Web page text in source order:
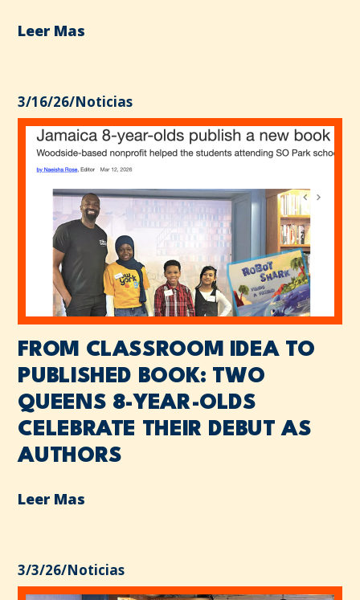
Leer Mas
3/16/26/Noticias
FROM CLASSROOM IDEA TO
PUBLISHED BOOK: TWO
QUEENS 8-YEAR-OLDS
CELEBRATE THEIR DEBUT AS
AUTHORS
Leer Mas
3/3/26/Noticias